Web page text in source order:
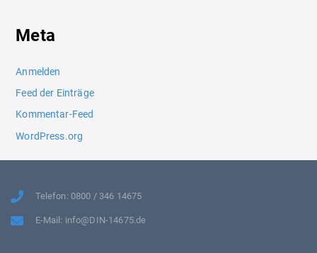
Meta
Anmelden
Feed der Einträge
Kommentar-Feed
WordPress.org
Telefon: 0800 / 346 14675
E-Mail: info@DIN-14675.de